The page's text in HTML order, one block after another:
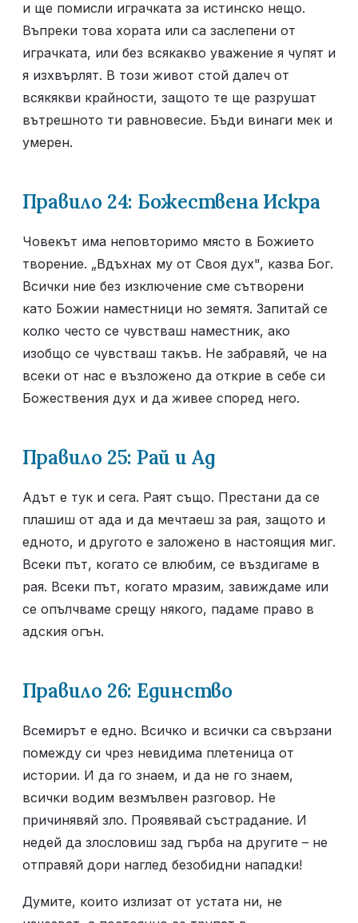
и ще помисли играчката за истинско нещо.
Въпреки това хората или са заслепени от
играчката, или без всякакво уважение я чупят и
я изхвърлят. В този живот стой далеч от
всякякви крайности, защото те ще разрушат
вътрешното ти равновесие. Бъди винаги мек и
умерен.
Правило 24: Божествена Искра
Човекът има неповторимо място в Божието
творение. „Вдъхнах му от Своя дух", казва Бог.
Всички ние без изключение сме сътворени
като Божии наместници но земятя. Запитай се
колко често се чувстваш наместник, ако
изобщо се чувстваш такъв. Не забравяй, че на
всеки от нас е възложено да открие в себе си
Божествения дух и да живее според него.
Правило 25: Рай и Ад
Адът е тук и сега. Раят също. Престани да се
плашиш от ада и да мечтаеш за рая, защото и
едното, и другото е заложено в настоящия миг.
Всеки път, когато се влюбим, се въздигаме в
рая. Всеки път, когато мразим, завиждаме или
се опълчваме срещу някого, падаме право в
адския огън.
Правило 26: Единство
Всемирът е едно. Всичко и всички са свързани
помежду си чрез невидима плетеница от
истории. И да го знаем, и да не го знаем,
всички водим везмълвен разговор. Не
причинявяй зло. Проявявай състрадание. И
недей да злословиш зад гърба на другите – не
отправяй дори наглед безобидни нападки!
Думите, които излизат от устата ни, не